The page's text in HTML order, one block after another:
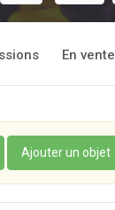
En vente
Ajouter un objet